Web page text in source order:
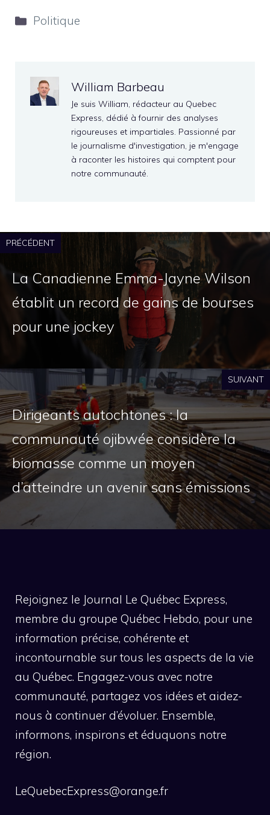
Catégories
Politique
William Barbeau
Je suis William, rédacteur au Quebec
Express, dédié à fournir des analyses
rigoureuses et impartiales. Passionné par
le journalisme d'investigation, je m'engage
à raconter les histoires qui comptent pour
notre communauté.
PRÉCÉDENT
La Canadienne Emma-Jayne Wilson
établit un record de gains de bourses
pour une jockey
SUIVANT
Dirigeants autochtones : la
communauté ojibwée considère la
biomasse comme un moyen
d’atteindre un avenir sans émissions
Rejoignez le Journal Le Québec Express,
membre du groupe Québec Hebdo, pour une
information précise, cohérente et
incontournable sur tous les aspects de la vie
au Québec. Engagez-vous avec notre
communauté, partagez vos idées et aidez-
nous à continuer d’évoluer. Ensemble,
informons, inspirons et éduquons notre
région.
LeQuebecExpress@orange.fr